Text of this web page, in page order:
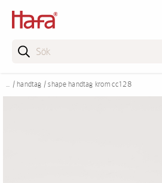
handtag shape handtag krom cc128